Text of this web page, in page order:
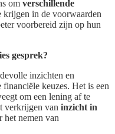
om verschillende
krijgen in de voorwaarden
voorbereid zijn op hun
gesprek?
inzichten en
keuzes. Het is een
om een lening af te
verkrijgen van inzicht in
het nemen van